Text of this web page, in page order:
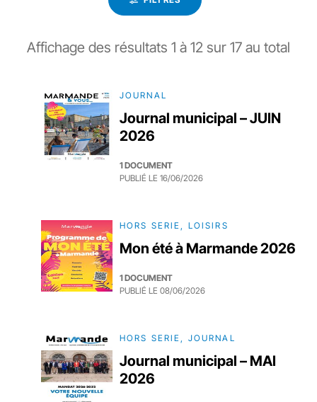
Affichage des résultats 1 à 12 sur 17 au total
JOURNAL
Journal municipal – JUIN
2026
1 DOCUMENT
PUBLIÉ LE 16/06/2026
HORS SERIE, LOISIRS
Mon été à Marmande 2026
1 DOCUMENT
PUBLIÉ LE 08/06/2026
HORS SERIE, JOURNAL
Journal municipal – MAI
2026